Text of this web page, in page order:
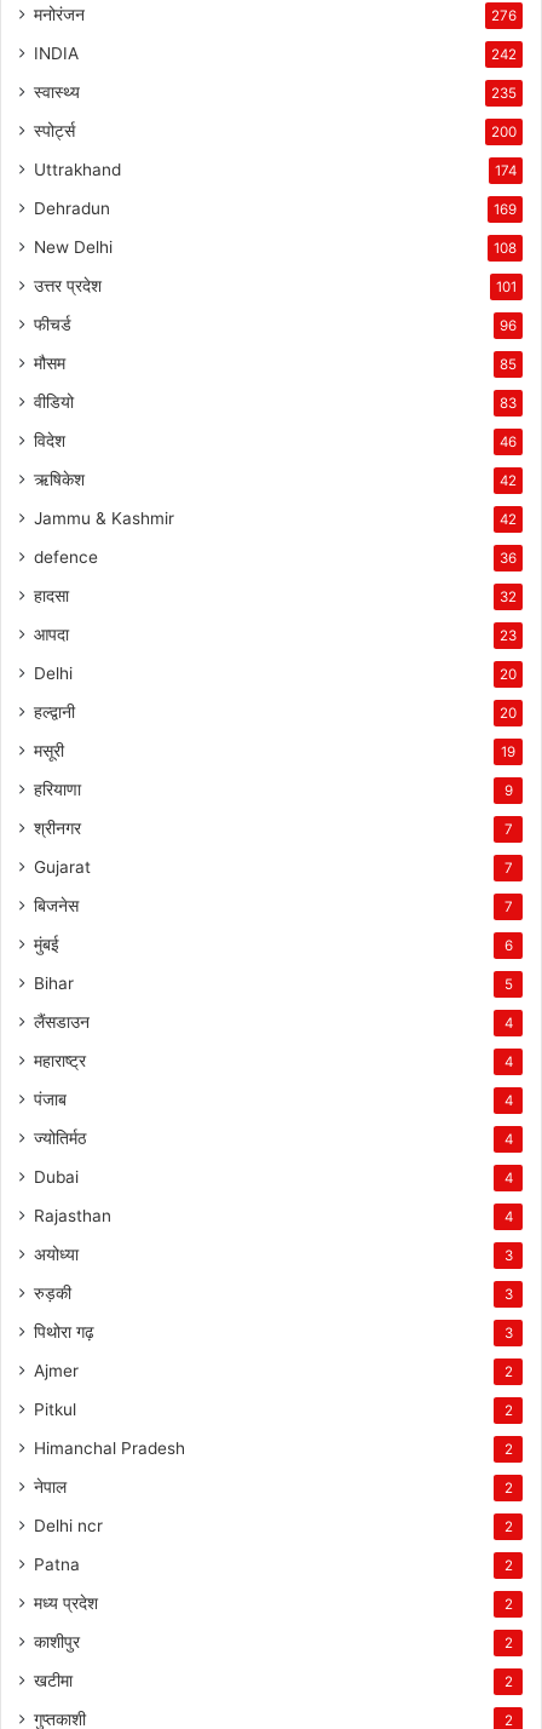
मनोरंजन 276
INDIA 242
स्वास्थ्य 235
स्पोर्ट्स 200
Uttrakhand 174
Dehradun 169
New Delhi 108
उत्तर प्रदेश 101
फीचर्ड 96
मौसम 85
वीडियो 83
विदेश 46
ऋषिकेश 42
Jammu & Kashmir 42
defence 36
हादसा 32
आपदा 23
Delhi 20
हल्द्वानी 20
मसूरी 19
हरियाणा 9
श्रीनगर 7
Gujarat 7
बिजनेस 7
मुंबई 6
Bihar 5
लैंसडाउन 4
महाराष्ट्र 4
पंजाब 4
ज्योतिर्मठ 4
Dubai 4
Rajasthan 4
अयोध्या 3
रुड़की 3
पिथोरा गढ़ 3
Ajmer 2
Pitkul 2
Himanchal Pradesh 2
नेपाल 2
Delhi ncr 2
Patna 2
मध्य प्रदेश 2
काशीपुर 2
खटीमा 2
गुप्तकाशी 2